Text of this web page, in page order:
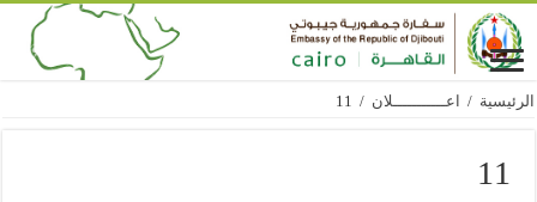
الرئيسية / اعـــــــــــلان /
11
11